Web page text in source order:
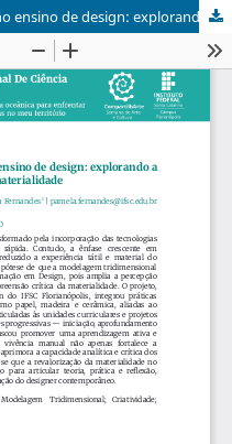
Práticas de modelagem manual no ensino de design: explorando a criatividade e a materialidade